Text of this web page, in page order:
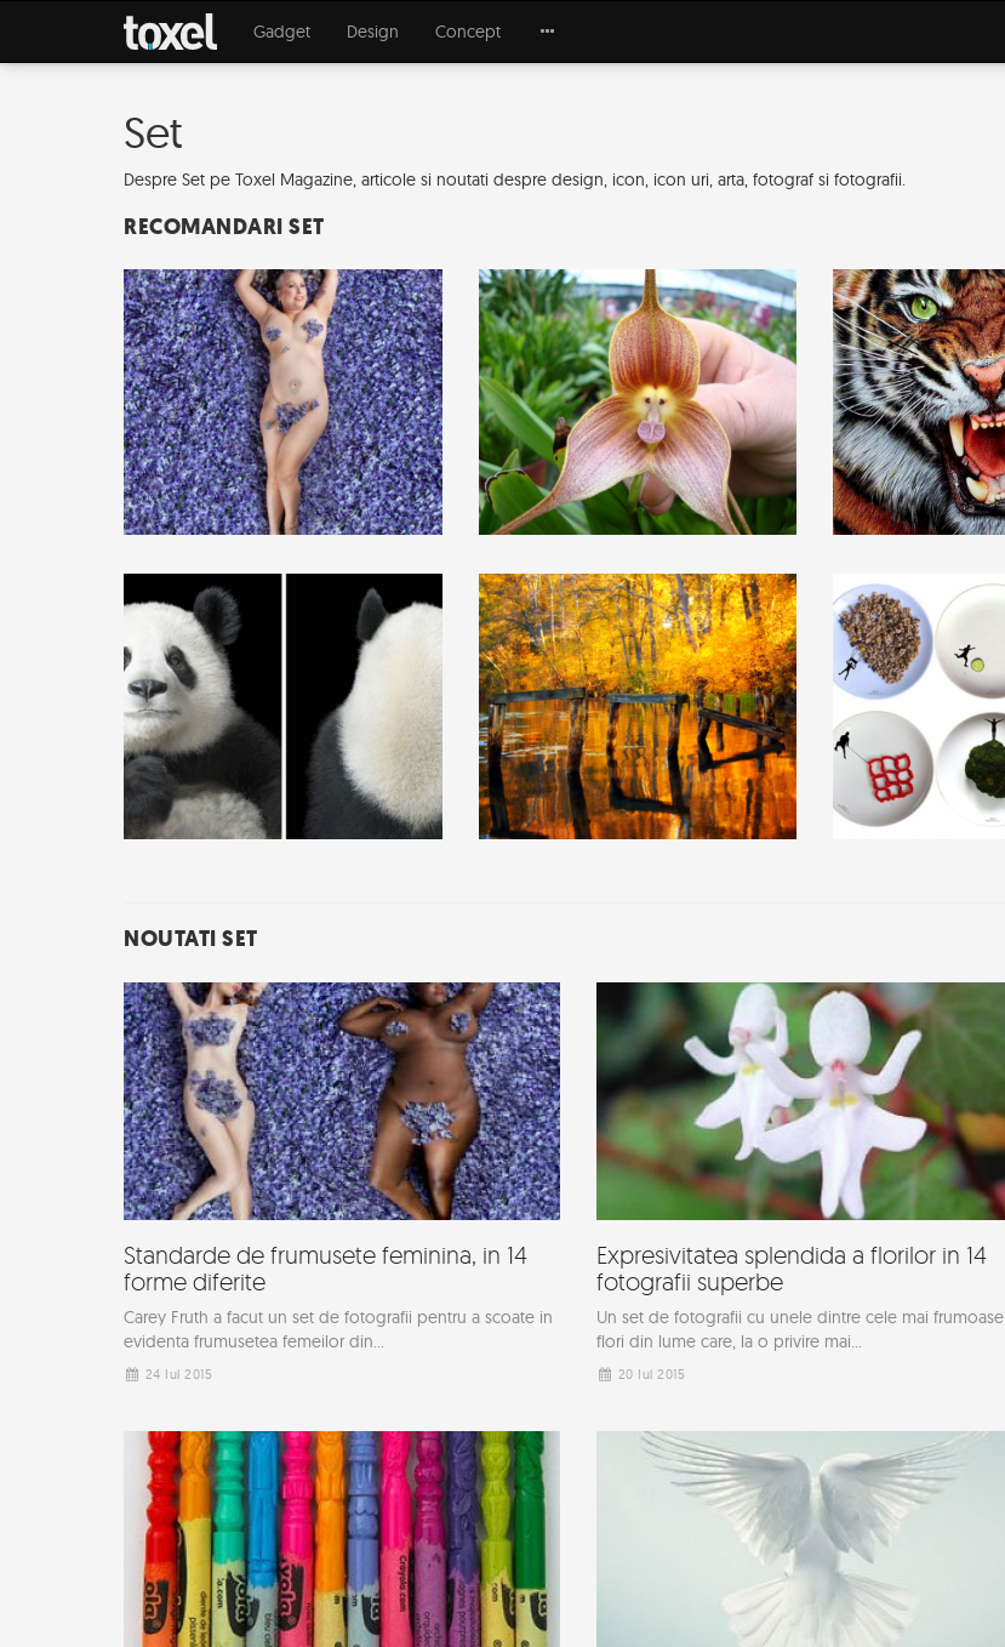
Gadget Design Concept
Set
Despre Set pe Toxel Magazine, articole si noutati despre design, icon, icon uri, arta, fotograf si fotografii.
RECOMANDARI SET
NOUTATI SET
Standarde de frumusete feminina, in 14
forme diferite
Carey Fruth a facut un set de fotografii pentru a scoate in
evidenta frumusetea femeilor din...
24 Iul 2015
Expresivitatea splendida a florilor in 14
fotografii superbe
Un set de fotografii cu unele dintre cele mai frumoase
flori din lume care, la o privire mai...
20 Iul 2015